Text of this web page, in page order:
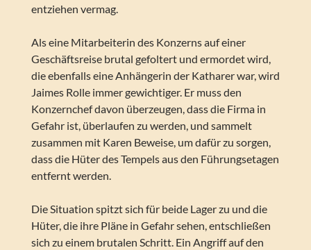
entziehen vermag.
Als eine Mitarbeiterin des Konzerns auf einer
Geschäftsreise brutal gefoltert und ermordet wird,
die ebenfalls eine Anhängerin der Katharer war, wird
Jaimes Rolle immer gewichtiger. Er muss den
Konzernchef davon überzeugen, dass die Firma in
Gefahr ist, überlaufen zu werden, und sammelt
zusammen mit Karen Beweise, um dafür zu sorgen,
dass die Hüter des Tempels aus den Führungsetagen
entfernt werden.
Die Situation spitzt sich für beide Lager zu und die
Hüter, die ihre Pläne in Gefahr sehen, entschließen
sich zu einem brutalen Schritt. Ein Angriff auf den